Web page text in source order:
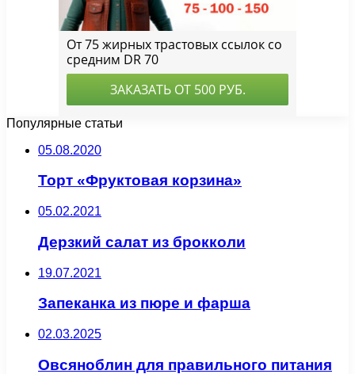
Популярные статьи
05.08.2020
Торт «Фруктовая корзина»
05.02.2021
Дерзкий салат из брокколи
19.07.2021
Запеканка из пюре и фарша
02.03.2025
Овсяноблин для правильного питания